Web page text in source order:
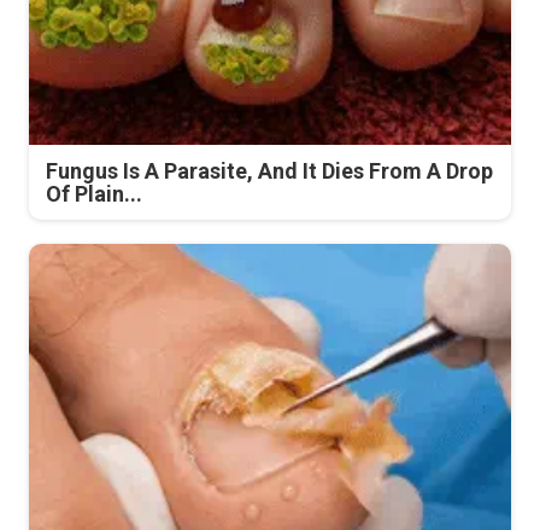
Fungus Is A Parasite, And It Dies From A Drop
Of Plain...